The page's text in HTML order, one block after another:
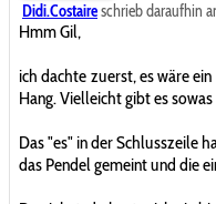
Didi.Costaireschrieb daraufhin
Hmm Gil,
ich dachte zuerst, es wäre
Hang. Vielleicht gibt es sowas
Das "es" in der Schlusszeile
das Pendel gemeint und die